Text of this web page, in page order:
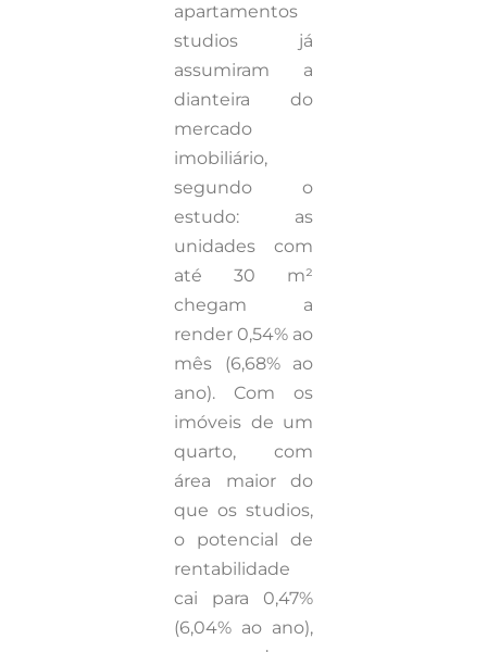
apartamentos
studios já
assumiram a
dianteira do
mercado
imobiliário,
segundo o
estudo: as
unidades com
até 30 m²
chegam a
render 0,54% ao
mês (6,68% ao
ano). Com os
imóveis de um
quarto, com
área maior do
que os studios,
o potencial de
rentabilidade
cai para 0,47%
(6,04% ao ano),